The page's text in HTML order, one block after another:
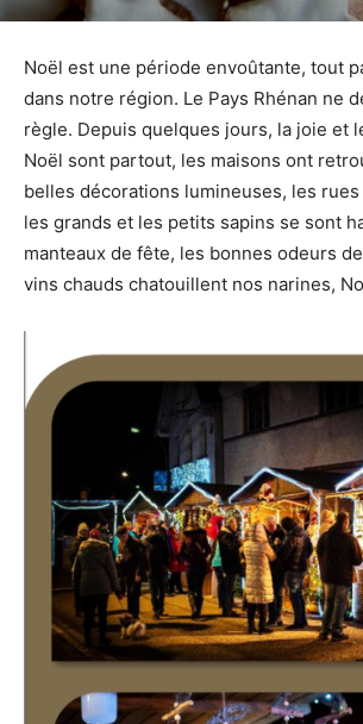
Noël est une période envoûtante, tout
dans notre région. Le Pays Rhénan ne
règle. Depuis quelques jours, la joie et
Noël sont partout, les maisons ont
belles décorations lumineuses, les
les grands et les petits sapins se sont
manteaux de fête, les bonnes odeurs
vins chauds chatouillent nos narines,